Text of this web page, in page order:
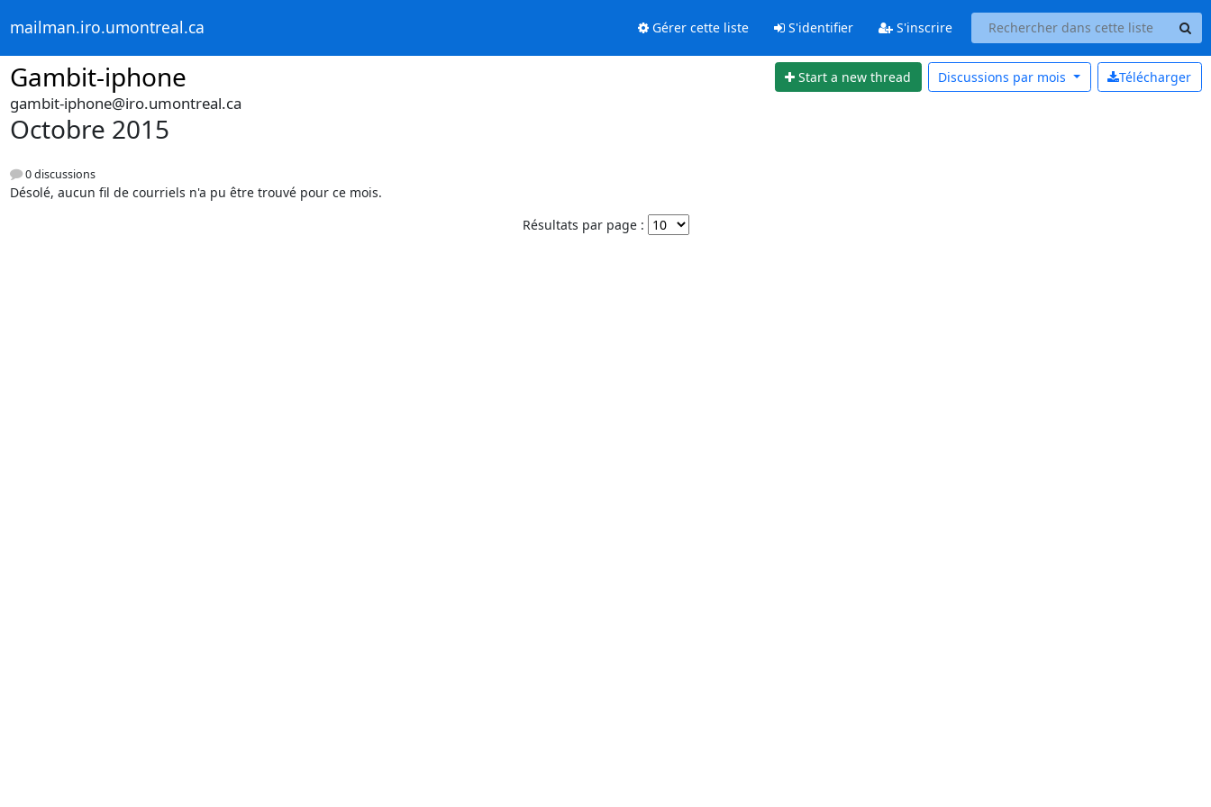
mailman.iro.umontreal.ca Gérer cette liste S'identifier S'inscrire
Gambit-iphone Start a new thread Télécharger
Discussions par mois
gambit-iphone@iro.umontreal.ca
Octobre 2015
0 discussions
Désolé, aucun fil de courriels n'a pu être trouvé pour ce mois.
Résultats par page :